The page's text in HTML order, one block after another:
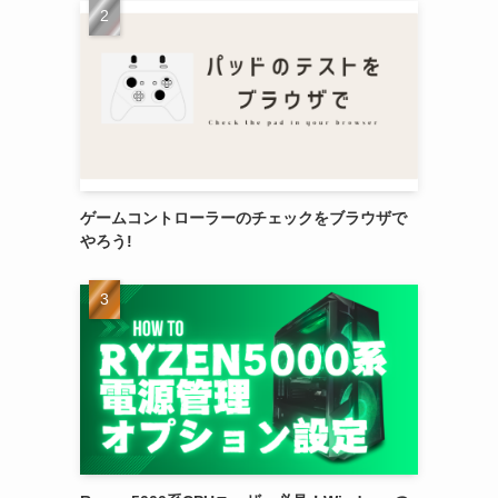
ゲームコントローラーのチェックをブラウザで
やろう!